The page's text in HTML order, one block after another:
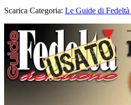
Scarica Categoria: Le Guide di